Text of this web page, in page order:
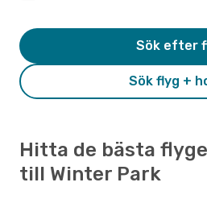
Sök flyg +
Sök efter
Hitta de bästa
till Winter Park